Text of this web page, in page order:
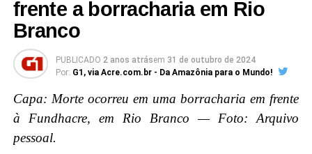
frente a borracharia em Rio
Branco
PUBLICADO 2 anos atrásem 31 de outubro de 2024
Por: G1, via Acre.com.br - Da Amazônia para o Mundo!
Capa: Morte ocorreu em uma borracharia em frente
à Fundhacre, em Rio Branco — Foto: Arquivo
pessoal.